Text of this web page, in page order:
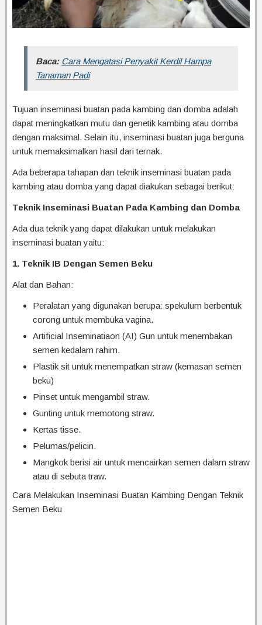
Baca: Cara Mengatasi Penyakit Kerdil Hampa
Tanaman Padi
Tujuan inseminasi buatan pada kambing dan domba adalah
dapat meningkatkan mutu dan genetik kambing atau domba
dengan maksimal. Selain itu, inseminasi buatan juga berguna
untuk memaksimalkan hasil dari ternak.
Ada beberapa tahapan dan teknik inseminasi buatan pada
kambing atau domba yang dapat diakukan sebagai berikut:
Teknik Inseminasi Buatan Pada Kambing dan Domba
Ada dua teknik yang dapat dilakukan untuk melakukan
inseminasi buatan yaitu:
1. Teknik IB Dengan Semen Beku
Alat dan Bahan:
Peralatan yang digunakan berupa: spekulum berbentuk
corong untuk membuka vagina.
Artificial Inseminatiaon (AI) Gun untuk menembakan
semen kedalam rahim.
Plastik sit untuk menempatkan straw (kemasan semen
beku)
Pinset untuk mengambil straw.
Gunting untuk memotong straw.
Kertas tisse.
Pelumas/pelicin.
Mangkok berisi air untuk mencairkan semen dalam straw
atau di sebuta traw.
Cara Melakukan Inseminasi Buatan Kambing Dengan Teknik
Semen Beku